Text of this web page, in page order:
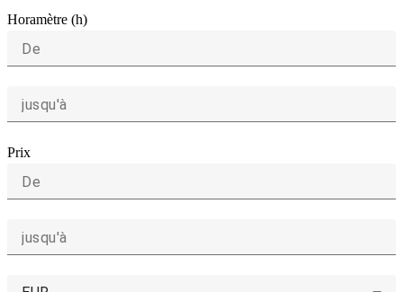
Horamètre (h)
De
jusqu'à
Prix
De
jusqu'à